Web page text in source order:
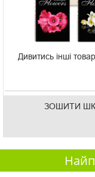
Дивитись інші
ЗОШИТИ